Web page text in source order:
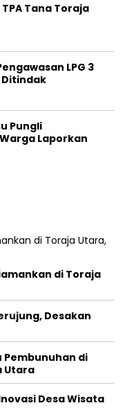
Tana Toraja
LPG 3
Ditindak
Pungli
Laporkan
di Toraja
Desakan
Pembunuhan di
Utara
Desa Wisata